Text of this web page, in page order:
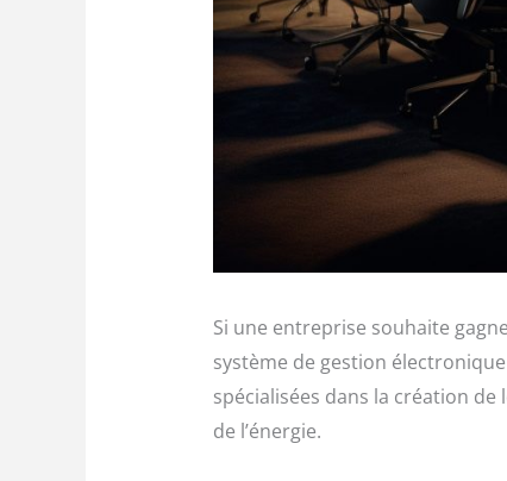
Si une entreprise souhaite
système de gestion
spécialisées dans la création
de l’énergie.